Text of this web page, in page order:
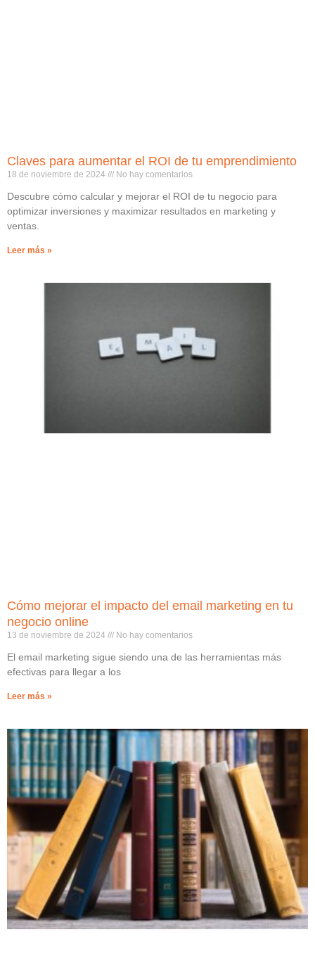
Claves para aumentar el ROI de tu emprendimiento
18 de noviembre de 2024 No hay comentarios
Descubre cómo calcular y mejorar el ROI de tu negocio para
optimizar inversiones y maximizar resultados en marketing y
ventas.
Leer más »
Cómo mejorar el impacto del email marketing en tu
negocio online
13 de noviembre de 2024 No hay comentarios
El email marketing sigue siendo una de las herramientas más
efectivas para llegar a los
Leer más »